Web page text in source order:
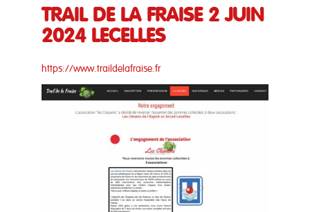
TRAIL DE LA FRAISE 2 JUIN
2024 LECELLES
https://www.traildelafraise.fr